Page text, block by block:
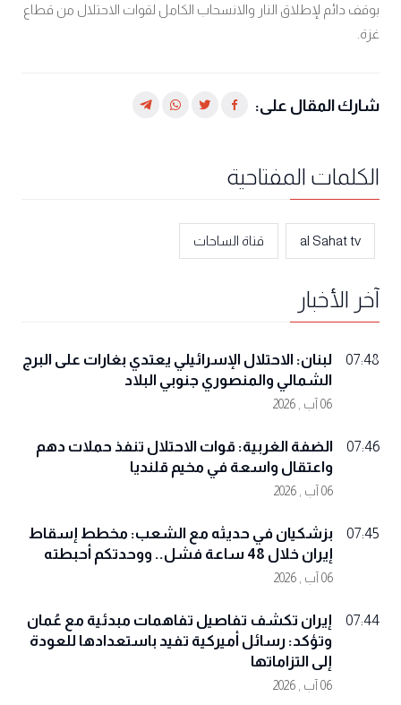
بوقف دائم لإطلاق النار والانسحاب الكامل لقوات الاحتلال من قطاع
غزة.
شارك المقال على:
الكلمات المفتاحية
al Sahat tv قناة الساحات
آخر الأخبار
07:48
لبنان: الاحتلال الإسرائيلي يعتدي بغارات على البرج
الشمالي والمنصوري جنوبي البلاد
06 آب , 2026
07:46
الضفة الغربية: قوات الاحتلال تنفذ حملات دهم
واعتقال واسعة في مخيم قلنديا
06 آب , 2026
07:45
بزشكيان في حديثه مع الشعب: مخطط إسقاط
إيران خلال 48 ساعة فشل.. ووحدتكم أحبطته
06 آب , 2026
07:44
إيران تكشف تفاصيل تفاهمات مبدئية مع عُمان
وتؤكد: رسائل أميركية تفيد باستعدادها للعودة
إلى التزاماتها
06 آب , 2026